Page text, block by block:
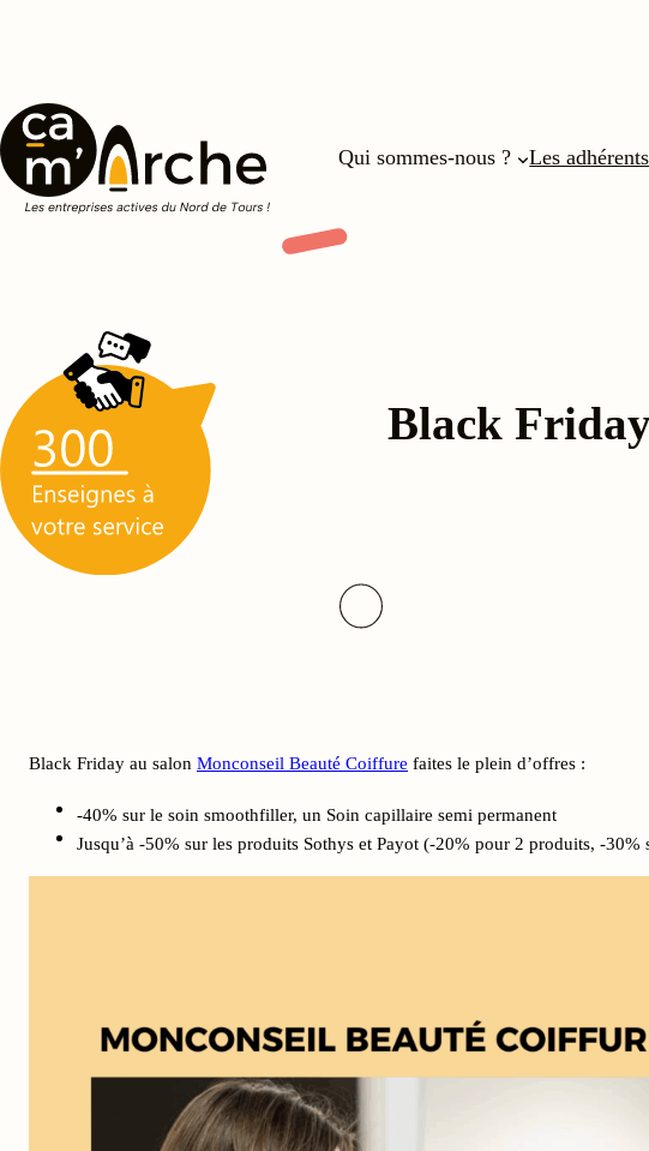
Qui sommes-nous ? Les adhérents
Black
Black Friday au salon Monconseil Beauté Coiffure faites le plein d’offres :
-40% sur le soin smoothfiller, un Soin capillaire semi permanent
Jusqu’à -50% sur les produits Sothys et Payot (-20% pour 2 produits, -30%